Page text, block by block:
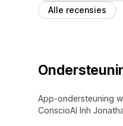
Alle recensies
App-ondersteuning
ConscioAI Inh